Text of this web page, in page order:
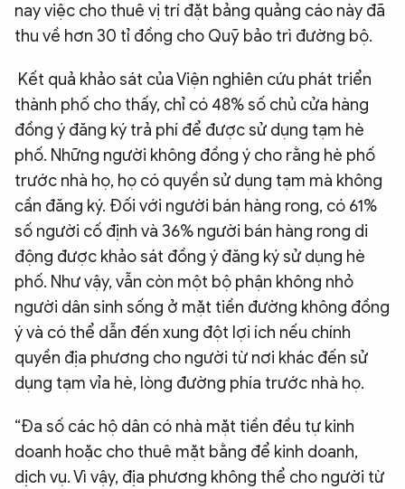
nay việc cho thuê vị trí đặt bảng quảng cáo này đã
thu về hơn 30 tỉ đồng cho Quỹ bảo trì đường bộ.
Kết quả khảo sát của Viện nghiên cứu phát triển
thành phố cho thấy, chỉ có 48% số chủ cửa hàng
đồng ý đăng ký trả phí để được sử dụng tạm hè
phố. Những người không đồng ý cho rằng hè phố
trước nhà họ, họ có quyền sử dụng tạm mà không
cần đăng ký. Đối với người bán hàng rong, có 61%
số người cố định và 36% người bán hàng rong di
động được khảo sát đồng ý đăng ký sử dụng hè
phố. Như vậy, vẫn còn một bộ phận không nhỏ
người dân sinh sống ở mặt tiền đường không đồng
ý và có thể dẫn đến xung đột lợi ích nếu chính
quyền địa phương cho người từ nơi khác đến sử
dụng tạm vỉa hè, lòng đường phía trước nhà họ.
“Đa số các hộ dân có nhà mặt tiền đều tự kinh
doanh hoặc cho thuê mặt bằng để kinh doanh,
dịch vụ. Vì vậy, địa phương không thể cho người từ